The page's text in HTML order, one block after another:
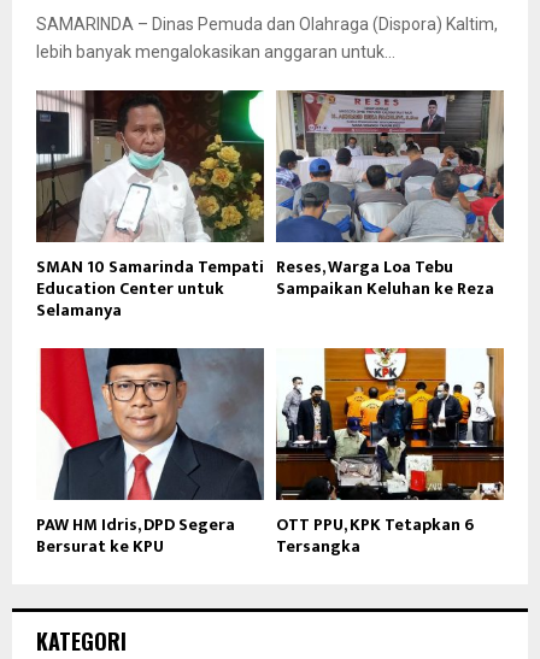
SAMARINDA – Dinas Pemuda dan Olahraga (Dispora) Kaltim,
lebih banyak mengalokasikan anggaran untuk...
SMAN 10 Samarinda Tempati
Education Center untuk
Selamanya
Reses, Warga Loa Tebu
Sampaikan Keluhan ke Reza
PAW HM Idris, DPD Segera
Bersurat ke KPU
OTT PPU, KPK Tetapkan 6
Tersangka
KATEGORI